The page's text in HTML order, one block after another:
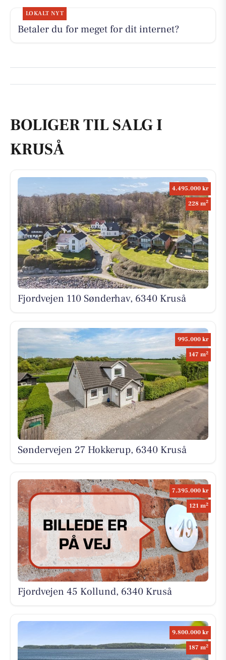
LOKALT NYT
Betaler du for meget for dit internet?
BOLIGER TIL SALG I
KRUSÅ
4.495.000 kr
228 m2
Fjordvejen 110 Sønderhav, 6340 Kruså
995.000 kr
147 m2
Søndervejen 27 Hokkerup, 6340 Kruså
7.395.000 kr
121 m2
Fjordvejen 45 Kollund, 6340 Kruså
9.800.000 kr
187 m2